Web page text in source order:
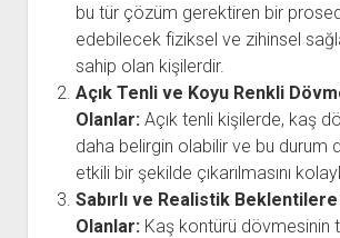
bu tür çözüm gerektiren bir
edebilecek fiziksel ve zihinsel
sahip olan kişilerdir.
Açık Tenli ve Koyu Renkli
Olanlar: Açık tenli kişilerde, kaş
daha belirgin olabilir ve bu durum
etkili bir şekilde çıkarılmasını
Sabırlı ve Realistik
Olanlar: Kaş kontürü dövmesinin